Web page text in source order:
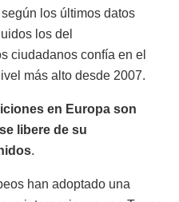
según los últimos datos
los del
ciudadanos confía en el
más alto desde 2007.
en Europa son
libere de su
.
han adoptado una